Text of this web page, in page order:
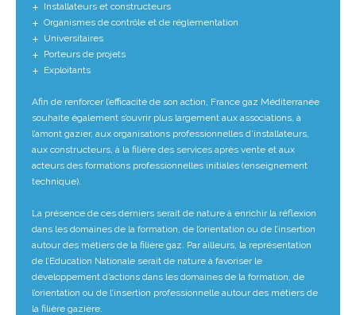
Installateurs et constructeurs
Organismes de contrôle et de réglementation
Universitaires
Porteurs de projets
Exploitants
Afin de renforcer l’efficacité de son action, France gaz Méditerranée
souhaite également s’ouvrir plus largement aux associations, à
l’amont gazier, aux organisations professionnelles d’installateurs,
aux constructeurs, à la filière des services après vente et aux
acteurs des formations professionnelles initiales (enseignement
technique).
La présence de ces derniers serait de nature à enrichir la réflexion
dans les domaines de la formation, de l’orientation ou de l’insertion
autour des métiers de la filière gaz. Par ailleurs, la représentation
de l’Education Nationale serait de nature à favoriser le
développement d’actions dans les domaines de la formation, de
l’orientation ou de l’insertion professionnelle autour des métiers de
la filière gazière.